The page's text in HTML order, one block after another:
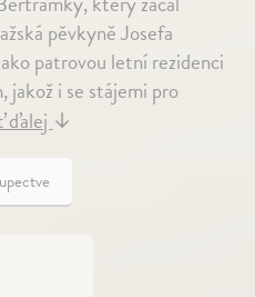
pěvkyně Josefa
patrovou letní rezidenci
jakož i se stájemi pro
ďalej ↓